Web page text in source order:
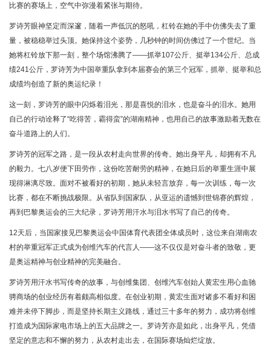
比赛的赛场上，空气中弥漫着紧张与期待。
罗诗芳眼神坚定而深邃，随着一声低沉的怒吼，杠铃在她的手中仿佛失去了重
量，被稳稳举过头顶。她保持这个姿势，几秒钟的时间仿佛过了一个世纪。当
她将杠铃放下那一刻，整个场馆沸腾了——抓举107公斤、挺举134公斤、总成
绩241公斤，罗诗芳为中国举重队拿到本届赛会的第三个冠军，抓举、挺举和总
成绩均创造了新的奥运纪录！
这一刻，罗诗芳的眼中闪烁着泪光，那是喜悦的泪水，也是奋斗的泪水。她用
自己的行动诠释了“吃得苦，霸得蛮”的湖南精神，也用自己的故事激励着无数在
奋斗道路上的人们。
罗诗芳的冠军之路，是一段从农村走向世界的传奇。她出身平凡，却拥有不凡
的毅力。七八岁便下田劳作，这份吃苦耐劳的精神，在她日后的举重生涯中展
现得淋漓尽致。面对不被看好的初期，她从未轻言放弃，每一次训练，每一次
比赛，都在不断挑战极限。从省队到国家队，从亚运的遗憾到世锦赛的辉煌，
再到巴黎奥运会的三大纪录，罗诗芳用汗水与泪水书写了自己的传奇。
12天后，当国家接见巴黎奥运会中国体育代表团全体成员时，这位来自湖南农
村的举重冠军正式成为创维汽车的代言人——这不仅仅是对奋斗者的致敬，更
是奥运精神与创业精神的完美融合。
罗诗芳用汗水书写传奇的故事，与创维集团、创维汽车创始人黄宏生用心血驰
骋商场的创业经历有着颇高相似度。在创业初期，黄宏生面对诸多不看好和困
难并未停下脚步，而是坚持长期主义路线，通过三十多年的努力，成功将创维
打造成为国际家电市场上的五大品牌之一。罗诗芳亦是如此，出身平凡，凭借
坚定的意志和不懈的努力，从农村走出去，在国际赛场灿烂绽放。